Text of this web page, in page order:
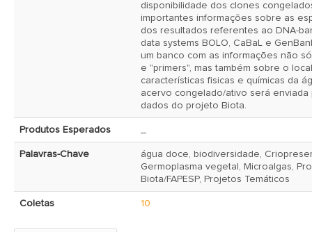
disponibilidade dos clones
importantes informações sobre as
dos resultados referentes ao DNA-
data systems BOLO, CaBaL e
um banco com as informações não
e "primers", mas também sobre o
características fisicas e químicas da
acervo congelado/ativo será enviada
dados do projeto Biota.
Produtos Esperados
Palavras-Chave
água doce, biodiversidade,
Germoplasma vegetal, Microalgas,
Biota/FAPESP, Projetos Temáticos
Coletas 10